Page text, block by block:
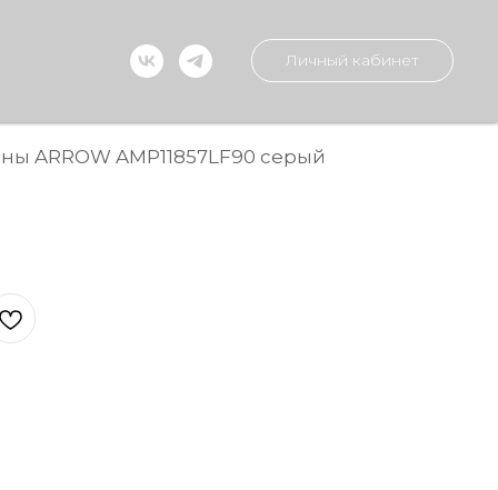
Личный кабинет
ARROW AMP11857LF90 серый